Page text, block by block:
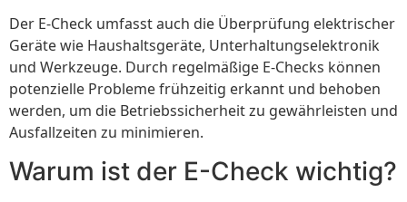
Der E-Check umfasst auch die Überprüfung elektrischer
Geräte wie Haushaltsgeräte, Unterhaltungselektronik
und Werkzeuge. Durch regelmäßige E-Checks können
potenzielle Probleme frühzeitig erkannt und behoben
werden, um die Betriebssicherheit zu gewährleisten und
Ausfallzeiten zu minimieren.
Warum ist der E-Check wichtig?